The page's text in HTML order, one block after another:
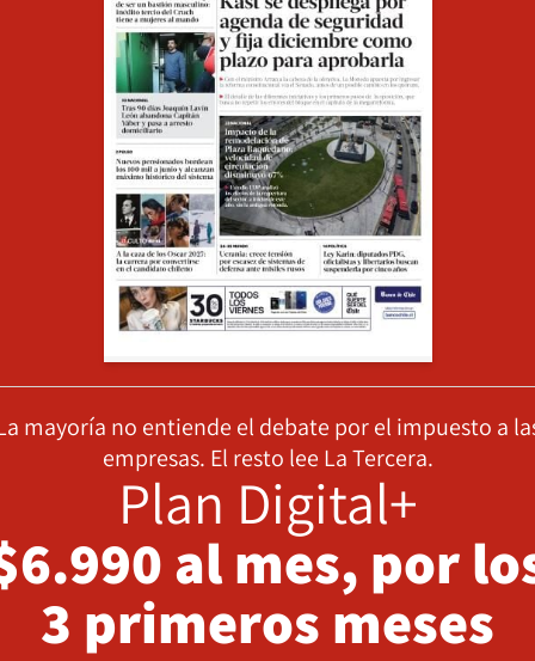
mayoría no entiende el debate por el impuesto a
empresas. El resto lee La Tercera.
Plan Digital+
al mes, por
3 primeros meses